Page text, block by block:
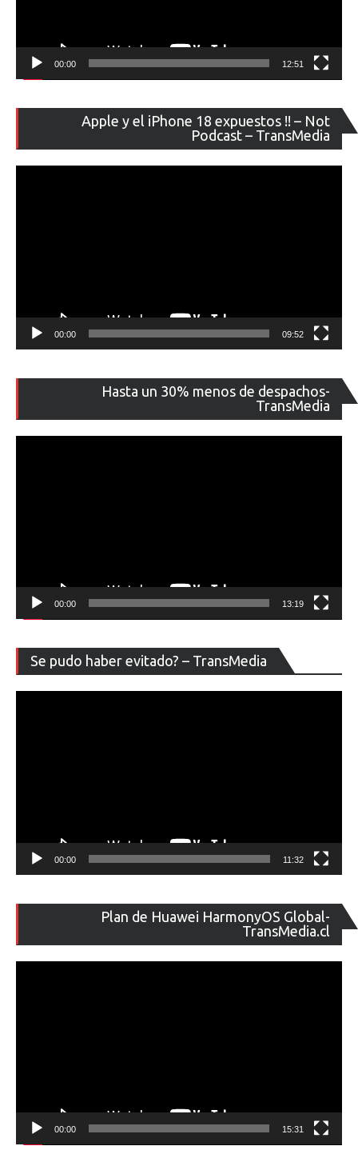
00:00 12:51
Apple y el iPhone 18 expuestos !! – Not
Podcast – TransMedia
de
00:00 09:52
Hasta un 30% menos de despachos-
TransMedia
de
00:00 13:19
Se pudo haber evitado? – TransMedia
de
00:00 11:32
Plan de Huawei HarmonyOS Global-
TransMedia.cl
de
00:00 15:31